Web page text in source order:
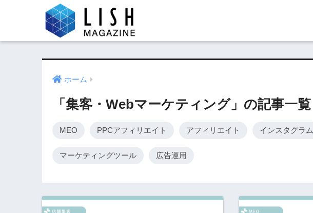
ホーム
「集客・Webマーケティング」の記事一覧
MEO PPCアフィリエイト アフィリエイト インスタグラム
マーケティングツール 広告運用